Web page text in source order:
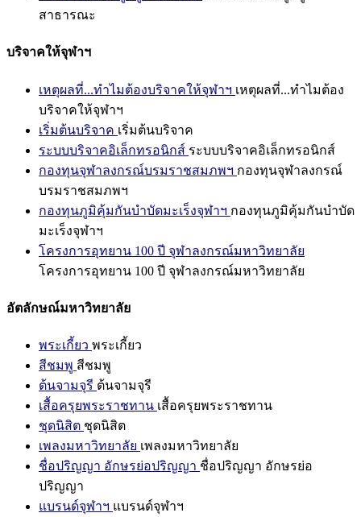
สาธารณะ
บริจาคให้จุฬาฯ
เหตุผลที่...ทำไมต้องบริจาคให้จุฬาฯ เหตุผลที่...ทำไมต้อง
บริจาคให้จุฬาฯ
เริ่มต้นบริจาค เริ่มต้นบริจาค
ระบบบริจาคอิเล็กทรอนิกส์ ระบบบริจาคอิเล็กทรอนิกส์
กองทุนจุฬาลงกรณ์บรมราชสมภพฯ กองทุนจุฬาลงกรณ์
บรมราชสมภพฯ
กองทุนภูมิคุ้มกันบำบัดมะเร็งจุฬาฯ กองทุนภูมิคุ้มกันบำบัด
มะเร็งจุฬาฯ
โครงการอุทยาน 100 ปี จุฬาลงกรณ์มหาวิทยาลัย
โครงการอุทยาน 100 ปี จุฬาลงกรณ์มหาวิทยาลัย
อัตลักษณ์มหาวิทยาลัย
พระเกี้ยว พระเกี้ยว
สีชมพู สีชมพู
ต้นจามจุรี ต้นจามจุรี
เสื้อครุยพระราชทาน เสื้อครุยพระราชทาน
ชุดนิสิต ชุดนิสิต
เพลงมหาวิทยาลัย เพลงมหาวิทยาลัย
ชื่อปริญญา อักษรย่อปริญญา ชื่อปริญญา อักษรย่อ
ปริญญา
แบรนด์จุฬาฯ แบรนด์จุฬาฯ